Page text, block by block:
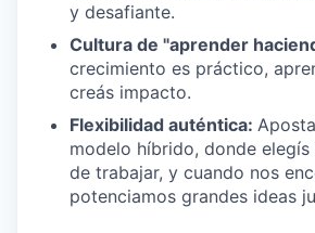
y desafiante.
Cultura de "aprender
crecimiento es práctico,
creás impacto.
Flexibilidad auténtica:
modelo híbrido, donde
de trabajar, y cuando nos
potenciamos grandes ideas